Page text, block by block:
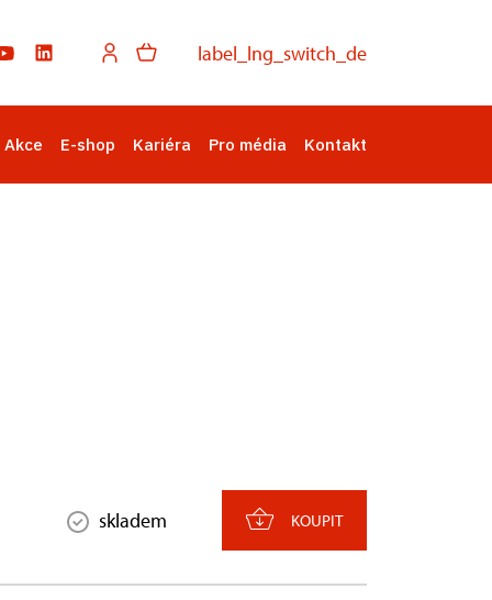
label_lng_switch_de
Akce E-shop Kariéra Pro média Kontakt
skladem KOUPIT